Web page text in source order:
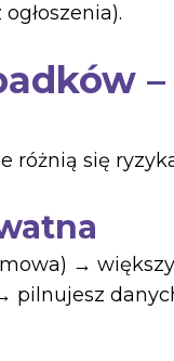
różnią się
→
pilnujesz